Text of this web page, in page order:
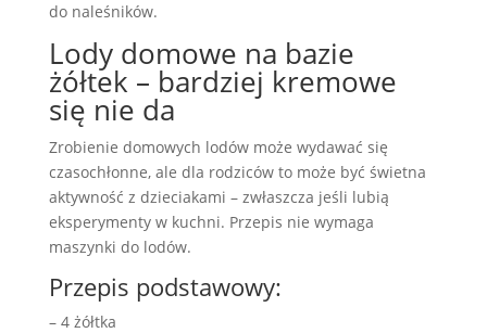
do naleśników.
Lody domowe na bazie
żółtek – bardziej kremowe
się nie da
Zrobienie domowych lodów może wydawać się
czasochłonne, ale dla rodziców to może być świetna
aktywność z dzieciakami – zwłaszcza jeśli lubią
eksperymenty w kuchni. Przepis nie wymaga
maszynki do lodów.
Przepis podstawowy:
– 4 żółtka